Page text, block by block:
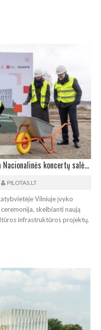
STATYBOS ANT TAURO KALNO: Įkasta Nacionalinės koncertų salės simbolinė kapsulė
PILOTAS.LT
Vilniuje įvyko
skelbianti naują
infrastruktūros projektų.